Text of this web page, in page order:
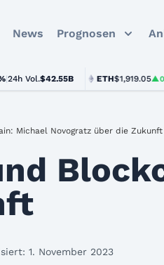
News Prognosen
24h Vol.$42.55B
▼0.1% ETH$1,919.05▲0%
Michael Novogratz über die Zukunft
1. November 2023